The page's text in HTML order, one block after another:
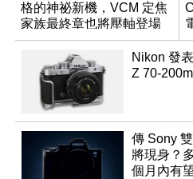
格的神祕新機，VCM 定焦
家族最終章也將壓軸登場
Nikon 發
Z 70-
傳 Sony
將現身？
個月內有